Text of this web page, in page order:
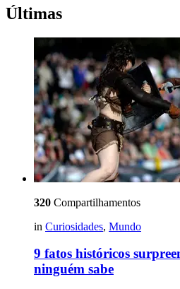
Últimas
320 Compartilhamentos
in Curiosidades, Mundo
9 fatos históricos
ninguém sabe